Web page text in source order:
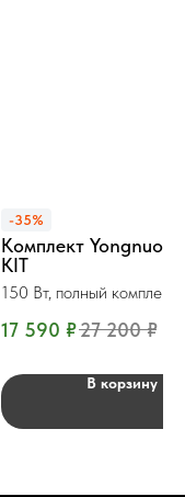
-35%
Комплект Yongnuo
KIT
150 Вт, полный комплект
17 590 ₽27 200 ₽
В корзину